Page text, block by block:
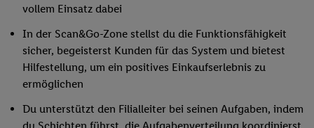
vollem Einsatz dabei
In der Scan&Go-Zone stellst du die Funktionsfähigkeit
sicher, begeisterst Kunden für das System und bietest
Hilfestellung, um ein positives Einkaufserlebnis zu
ermöglichen
Du unterstützt den Filialleiter bei seinen Aufgaben, indem